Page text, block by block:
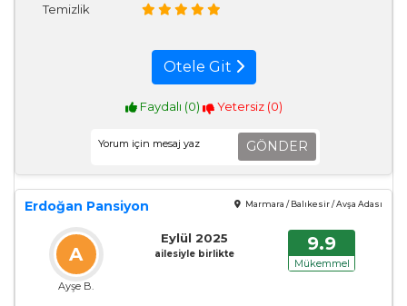
Temizlik
Otele Git
Faydalı (0) Yetersiz (0)
GÖNDER
Erdoğan Pansiyon Marmara / Balıkesir / Avşa Adası
A
Ayşe B.
Eylül 2025
ailesiyle birlikte 9.9
Mükemmel